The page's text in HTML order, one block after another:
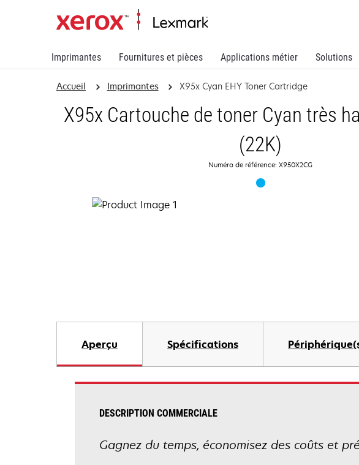
Imprimantes Fournitures et pièces Applications métier Solutions
Accueil Imprimantes X95x Cyan EHY Toner Cartridge
X95x Cartouche de toner Cyan très
(22K)
Numéro de référence: X950X2CG
Aperçu Spécifications
DESCRIPTION COMMERCIALE
Gagnez du temps, économisez des coûts et